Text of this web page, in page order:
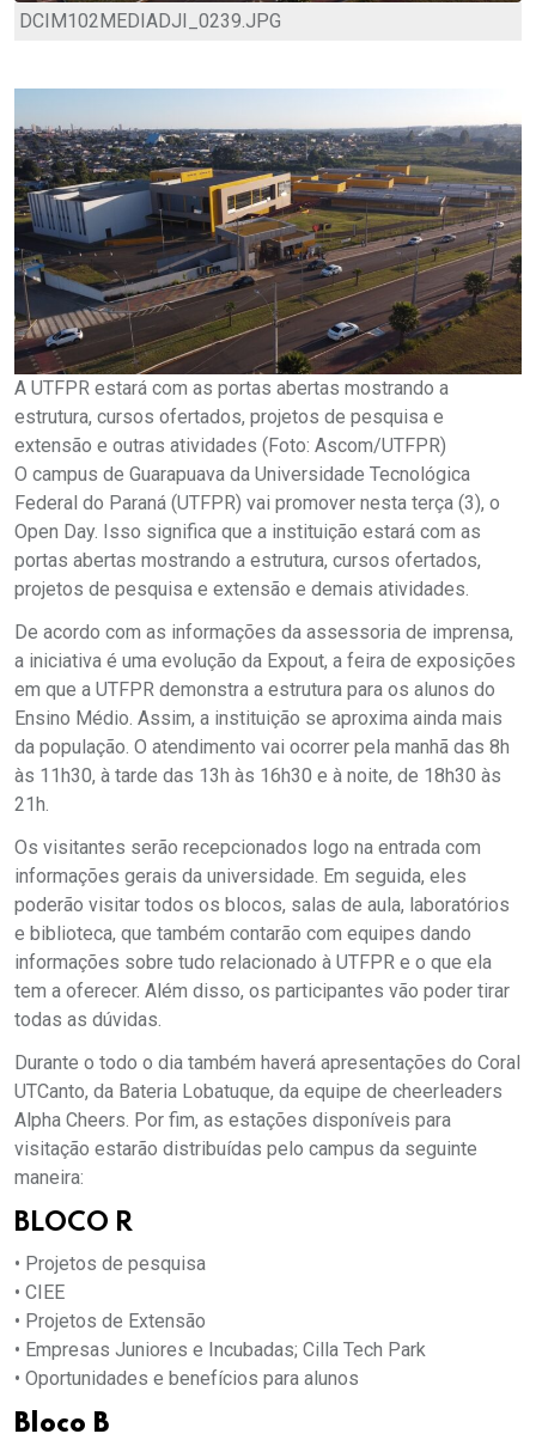
DCIM102MEDIADJI_0239.JPG
A UTFPR estará com as portas abertas mostrando a
estrutura, cursos ofertados, projetos de pesquisa e
extensão e outras atividades (Foto: Ascom/UTFPR)
O campus de Guarapuava da Universidade Tecnológica
Federal do Paraná (UTFPR) vai promover nesta terça (3), o
Open Day. Isso significa que a instituição estará com as
portas abertas mostrando a estrutura, cursos ofertados,
projetos de pesquisa e extensão e demais atividades.
De acordo com as informações da assessoria de imprensa,
a iniciativa é uma evolução da Expout, a feira de exposições
em que a UTFPR demonstra a estrutura para os alunos do
Ensino Médio. Assim, a instituição se aproxima ainda mais
da população. O atendimento vai ocorrer pela manhã das 8h
às 11h30, à tarde das 13h às 16h30 e à noite, de 18h30 às
21h.
Os visitantes serão recepcionados logo na entrada com
informações gerais da universidade. Em seguida, eles
poderão visitar todos os blocos, salas de aula, laboratórios
e biblioteca, que também contarão com equipes dando
informações sobre tudo relacionado à UTFPR e o que ela
tem a oferecer. Além disso, os participantes vão poder tirar
todas as dúvidas.
Durante o todo o dia também haverá apresentações do Coral
UTCanto, da Bateria Lobatuque, da equipe de cheerleaders
Alpha Cheers. Por fim, as estações disponíveis para
visitação estarão distribuídas pelo campus da seguinte
maneira:
BLOCO R
• Projetos de pesquisa
• CIEE
• Projetos de Extensão
• Empresas Juniores e Incubadas; Cilla Tech Park
• Oportunidades e benefícios para alunos
Bloco B